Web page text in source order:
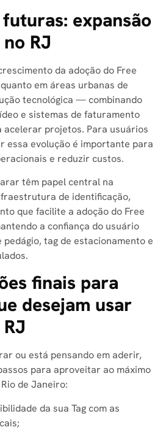
expansão
RJ
da adoção do Free
em áreas urbanas de
tecnológica — combinando
e sistemas de faturamento
projetos. Para usuários
essa evolução é importante para
e reduzir custos.
têm papel central na
de identificação,
que facilite a adoção do Free
a confiança do usuário
tag de estacionamento e
finais para
desejam usar
ou está pensando em aderir,
para aproveitar ao máximo
de Janeiro:
da sua Tag com as